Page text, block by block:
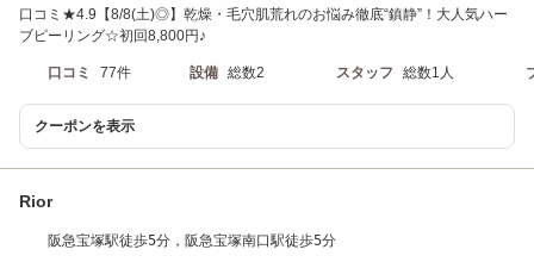
口コミ★4.9【8/8(土)◎】乾燥・毛穴肌荒れのお悩み徹底“鎮静”！大人気ハー
ブピーリング☆初回8,800円♪
口コミ 77件 設備 総数2 スタッフ 総数1人
クーポンを表示
Rior
阪急宝塚駅徒歩5分，阪急宝塚南口駅徒歩5分